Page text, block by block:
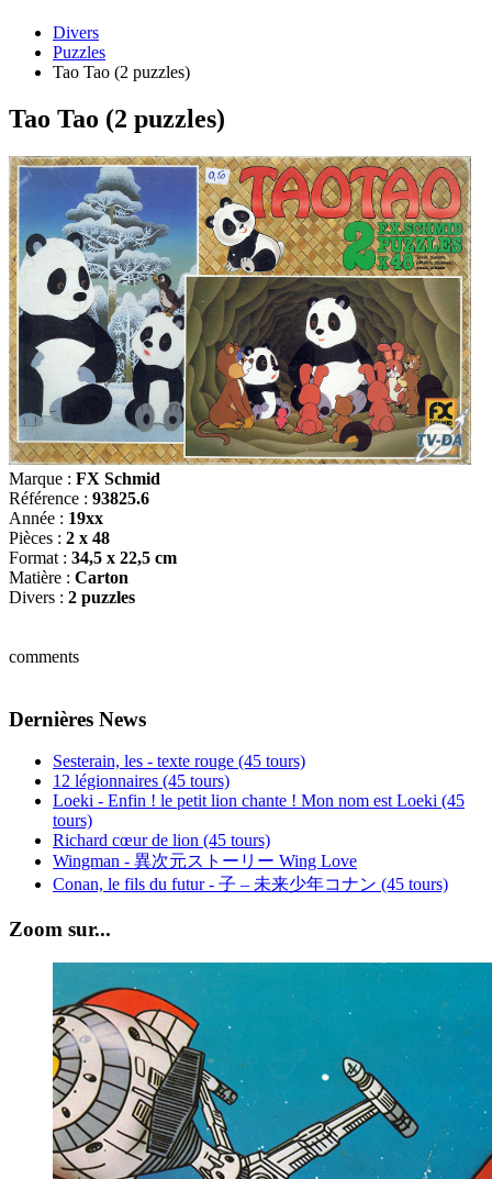
Divers
Puzzles
Tao Tao (2 puzzles)
Tao Tao (2 puzzles)
Marque : FX Schmid
Référence : 93825.6
Année : 19xx
Pièces : 2 x 48
Format : 34,5 x 22,5 cm
Matière : Carton
Divers : 2 puzzles
comments
Dernières News
Sesterain, les - texte rouge (45 tours)
12 légionnaires (45 tours)
Loeki - Enfin ! le petit lion chante ! Mon nom est Loeki (45
tours)
Richard cœur de lion (45 tours)
Wingman - 異次元ストーリー Wing Love
Conan, le fils du futur - 子 – 未来少年コナン (45 tours)
Zoom sur...